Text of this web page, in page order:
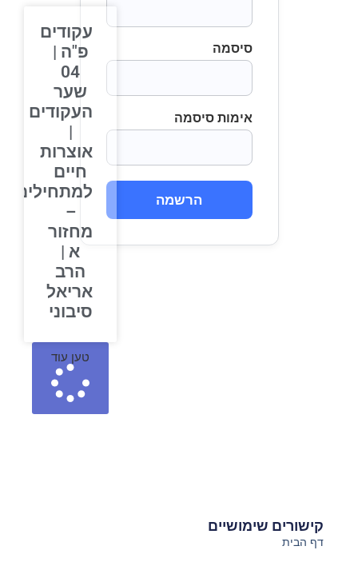
סיסמה
אימות סיסמה
הרשמה
עקודים
פ"ה |
04
שער
העקודים
אוצרות
חיים
למתחילים
מחזור
א |
הרב
אריאל
סיבוני
טען עוד
קישורים שימושיים
דף הבית